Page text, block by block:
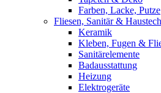
Farben, Lacke, Putze
Fliesen, Sanitär &
Keramik
Kleben, Fugen &
Sanitärelemente
Badausstattung
Heizung
Elektrogeräte